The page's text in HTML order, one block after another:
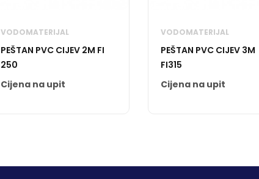
VODOMATERIJAL
PEŠTAN PVC CIJEV 2M FI
250
Cijena na upit
VODOMATERIJAL
PEŠTAN PVC CIJEV 3M
FI315
Cijena na upit